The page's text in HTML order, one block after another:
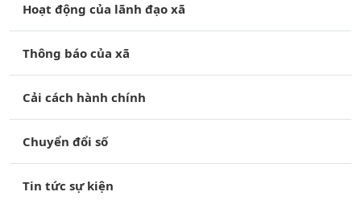
Hoạt động của lãnh đạo xã
Thông báo của xã
Cải cách hành chính
Chuyển đổi số
Tin tức sự kiện